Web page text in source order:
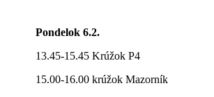
Pondelok 6.2.
13.45-15.45 Krúžok P4
15.00-16.00 krúžok Mazorník